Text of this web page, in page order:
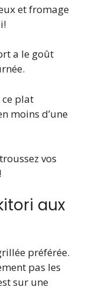
et fromage
a le goût
ce plat
moins d’une
vos
aux
préférée.
pas les
sur une